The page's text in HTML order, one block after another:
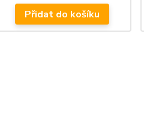
Přidat do košíku